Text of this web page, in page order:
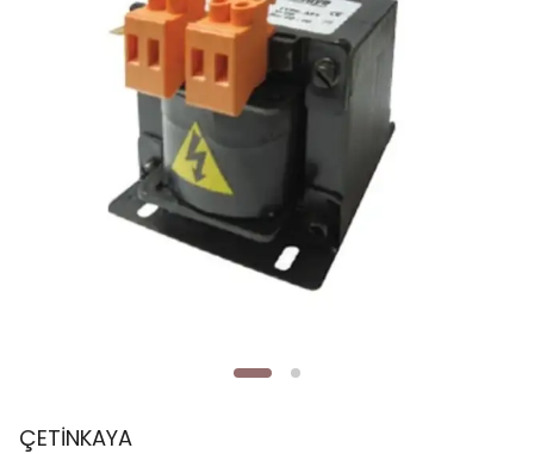
ÇETİNKAYA